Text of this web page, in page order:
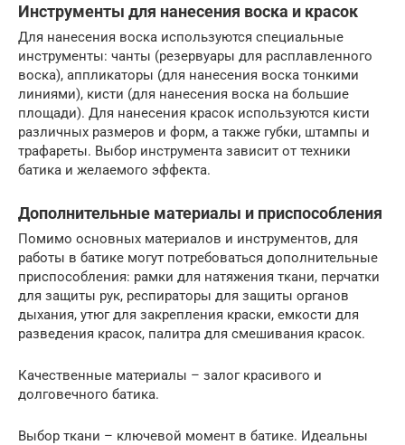
Инструменты для нанесения воска и красок
Для нанесения воска используются специальные
инструменты: чанты (резервуары для расплавленного
воска), аппликаторы (для нанесения воска тонкими
линиями), кисти (для нанесения воска на большие
площади). Для нанесения красок используются кисти
различных размеров и форм, а также губки, штампы и
трафареты. Выбор инструмента зависит от техники
батика и желаемого эффекта.
Дополнительные материалы и приспособления
Помимо основных материалов и инструментов, для
работы в батике могут потребоваться дополнительные
приспособления: рамки для натяжения ткани, перчатки
для защиты рук, респираторы для защиты органов
дыхания, утюг для закрепления краски, емкости для
разведения красок, палитра для смешивания красок.
Качественные материалы – залог красивого и
долговечного батика.
Выбор ткани – ключевой момент в батике. Идеальны